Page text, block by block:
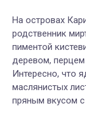
На островах
родственник
пиментой
деревом,
Интересно, что
маслянистых
пряным вкусом с